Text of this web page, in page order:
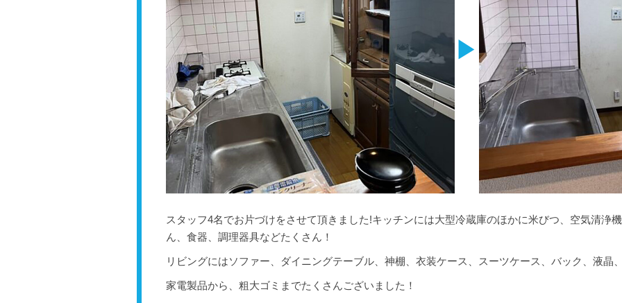
▶
スタッフ4名でお片づけをさせて頂きました!キッチンには大型冷蔵庫のほかに米びつ、空気清浄
ん、食器、調理器具などたくさん！
リビングにはソファー、ダイニングテーブル、神棚、衣装ケース、スーツケース、バック、液晶
家電製品から、粗大ゴミまでたくさんございました！